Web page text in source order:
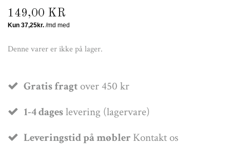
149,00 KR
Denne varer er ikke på lager.
Gratis fragtover 450 kr
1-4 dageslevering (lagervare)
Leveringstid på møbler Kontakt os